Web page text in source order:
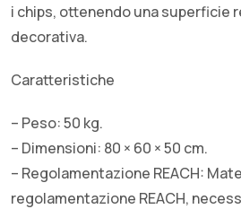
i chips, ottenendo una superficie
decorativa.
Caratteristiche
– Peso: 50 kg.
– Dimensioni: 80 × 60 × 50 cm.
– Regolamentazione REACH:
regolamentazione REACH,